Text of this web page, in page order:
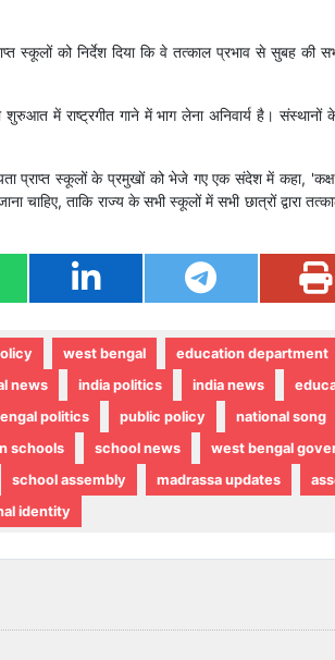
स्कूलों को निर्देश दिया कि वे तत्काल प्रभाव से सुबह की
में राष्ट्रगीत गाने में भाग लेना अनिवार्य है।
प्राप्त स्कूलों के प्रमुखों को भेजे गए एक संदेश में कहा,
चाहिए, ताकि राज्य के सभी स्कूलों में सभी छात्रों द्वारा
west bengal education department
news india politics india news
politics public policy national song
schools school news
west bengal
school assembly madrassa updates
identity